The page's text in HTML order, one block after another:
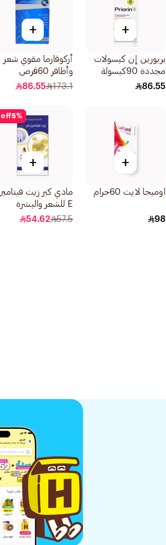
+
بريورين إن كبسولات
مجددة 90كبسولة
86.55
+
أركوفارما مقوي شعر
وأظافر 60قرص
173.1
86.55
+
اوميجا لايت 60جرام
98
5%
off
+
مادي كير زيت
E للشعر والبشرة
125مل
57.5
54.62